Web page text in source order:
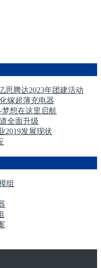
思腾达2023年团建活动
镓超薄充电器
想在这里启航
全面升级
2019发展现状
组